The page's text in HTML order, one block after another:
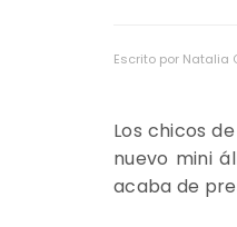
Escrito por Natalia
Los chicos de
nuevo mini
acaba de